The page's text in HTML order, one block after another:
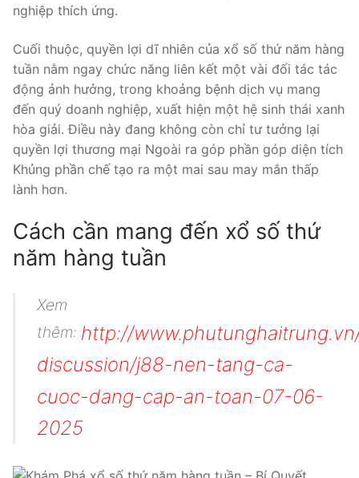
nghiệp thích ứng.
Cuối thuộc, quyền lợi dĩ nhiên của xổ số thứ năm hàng
tuần nằm ngay chức năng liên kết một vài đối tác tác
động ảnh hưởng, trong khoảng bệnh dịch vụ mang
đến quý doanh nghiệp, xuất hiện một hệ sinh thái xanh
hòa giải. Điều này đang không còn chỉ tư tưởng lại
quyền lợi thương mại Ngoài ra góp phần góp diện tích
Khủng phần chế tạo ra một mai sau may mắn thấp
lành hơn.
Cách cần mang đến xổ số thứ
năm hàng tuần
Xem
thêm: http://
discussion/j88-nen-tang-ca-
cuoc-dang-cap-an-toan-07-06-
2025